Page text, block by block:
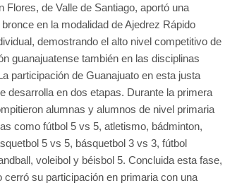
Flores, de Valle de Santiago, aportó una
en la modalidad de Ajedrez Rápido
demostrando el alto nivel competitivo de
guanajuatense también en las disciplinas
participación de Guanajuato en esta justa
desarrolla en dos etapas. Durante la primera
alumnas y alumnos de nivel primaria
como fútbol 5 vs 5, atletismo, bádminton,
5 vs 5, básquetbol 3 vs 3, fútbol
voleibol y béisbol 5. Concluida esta fase,
cerró su participación en primaria con una